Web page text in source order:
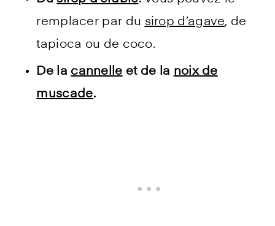
remplacer par du sirop d’agave, de
tapioca ou de coco.
De la cannelle et de la noix de
muscade.